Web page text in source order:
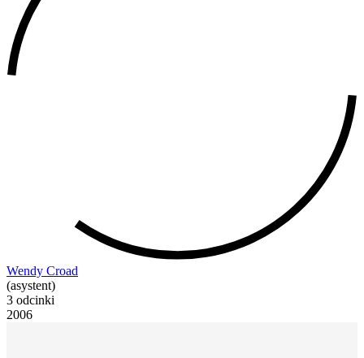
Wendy Croad
(asystent)
3 odcinki
2006